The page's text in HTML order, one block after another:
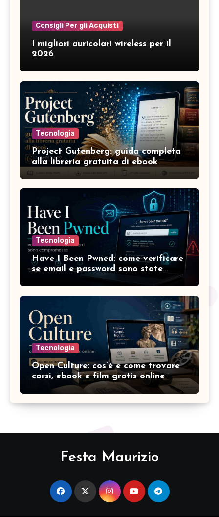
Consigli Per gli Acquisti
I migliori auricolari wireless per il
2026
Tecnologia
Project Gutenberg: guida completa
alla libreria gratuita di ebook
Tecnologia
Have I Been Pwned: come verificare
se email e password sono state
compromesse
Tecnologia
Open Culture: cos’è e come trovare
corsi, ebook e film gratis online
Festa Maurizio